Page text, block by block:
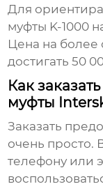
Для
муфты K-1000
Цена на
достигать 50
Как
муфты
Заказать
очень просто.
телефону или